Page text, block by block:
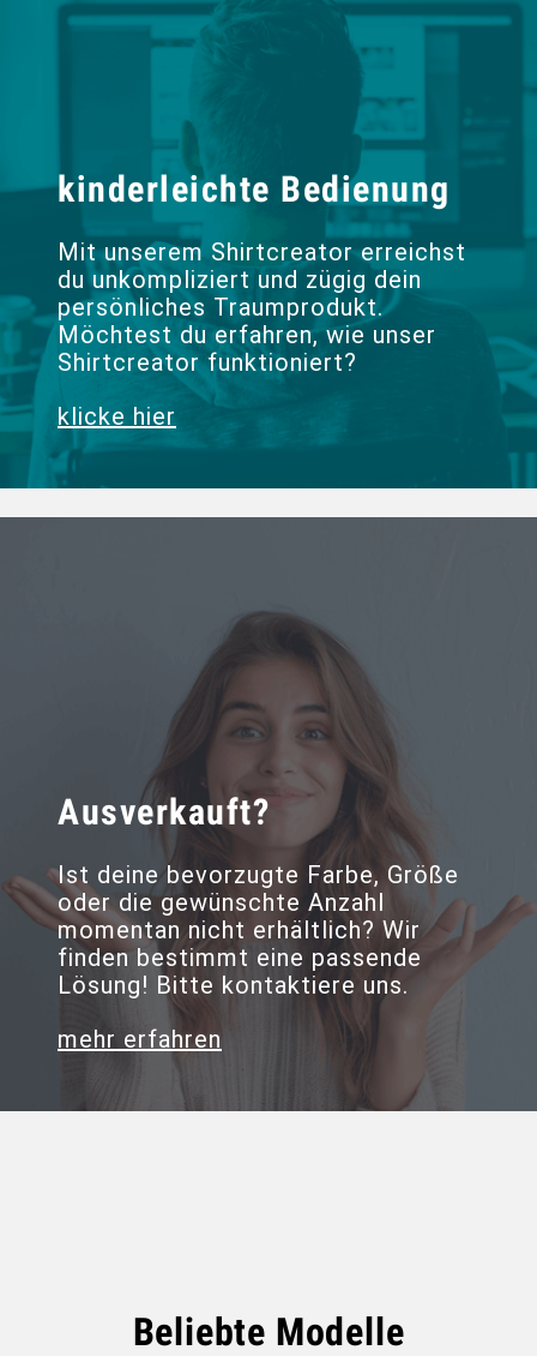
kinderleichte Bedienung
Mit unserem Shirtcreator erreichst
du unkompliziert und zügig dein
persönliches Traumprodukt.
Möchtest du erfahren, wie unser
Shirtcreator funktioniert?
klicke hier
Ausverkauft?
Ist deine bevorzugte Farbe, Größe
oder die gewünschte Anzahl
momentan nicht erhältlich? Wir
finden bestimmt eine passende
Lösung! Bitte kontaktiere uns.
mehr erfahren
Beliebte Modelle